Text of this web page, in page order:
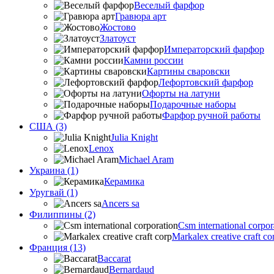
Веселый фарфор
Гравюра арт
Жостово
Златоуст
Императорский фарфор
Камни россии
Картины сваровски
Лефортовский фарфор
Офорты на латуни
Подарочные наборы
Фарфор ручной работы
США (3)
Julia Knight
Lenox
Michael Aram
Украина (1)
Керамика
Уругвай (1)
Ancers sa
Филиппины (2)
Csm international
Markalex creative craft
Франция (13)
Baccarat
Bernardaud